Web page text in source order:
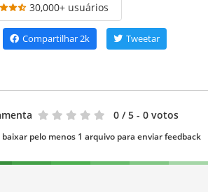
30,000+ usuários
Compartilhar2k Tweetar
0 / 5 - 0 votos
pelo menos 1 arquivo para enviar feedback